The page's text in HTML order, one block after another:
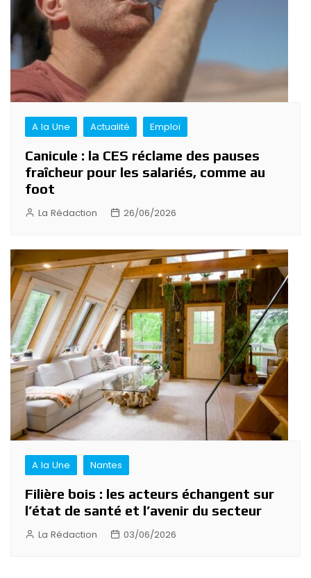
A la Une Actualité Emploi
Canicule : la CES réclame des pauses
fraîcheur pour les salariés, comme au
foot
La Rédaction 26/06/2026
A la Une Nantes
Filière bois : les acteurs échangent sur
l’état de santé et l’avenir du secteur
La Rédaction 03/06/2026